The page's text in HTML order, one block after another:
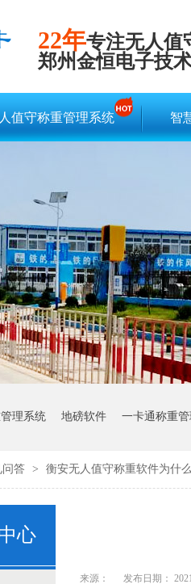
22年专注无人值
郑州金恒电子技
值守称重管理系统 智
理系统 地磅软件 一卡通称重
问答 > 衡安无人值守称重软件为什
来源： 发布日期：
心